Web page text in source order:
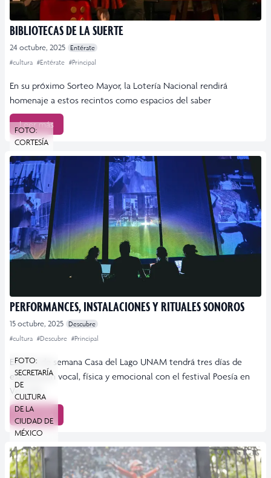
BIBLIOTECAS DE LA SUERTE
24 octubre, 2025 Entérate
#cultura #Entérate #Principal
En su próximo Sorteo Mayor, la Lotería Nacional rendirá
homenaje a estos recintos como espacios del saber
Leer más
FOTO:
CORTESÍA
PERFORMANCES, INSTALACIONES Y RITUALES SONOROS
15 octubre, 2025 Descubre
#cultura #Descubre #Principal
Este fin de semana Casa del Lago UNAM tendrá tres días de
exploración vocal, física y emocional con el festival Poesía en
Voz Alta
Leer más
FOTO:
SECRETARÍA
DE
CULTURA
DE LA
CIUDAD DE
MÉXICO